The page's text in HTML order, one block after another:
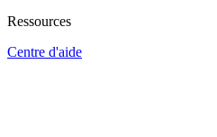
Ressources
Centre d'aide